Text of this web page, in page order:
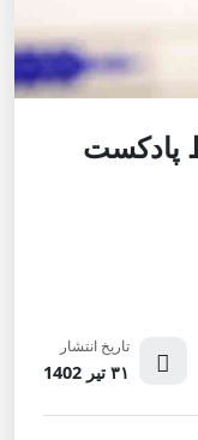
ضبط پادکست
تاریخ انتشار
۳۱ تیر 1402